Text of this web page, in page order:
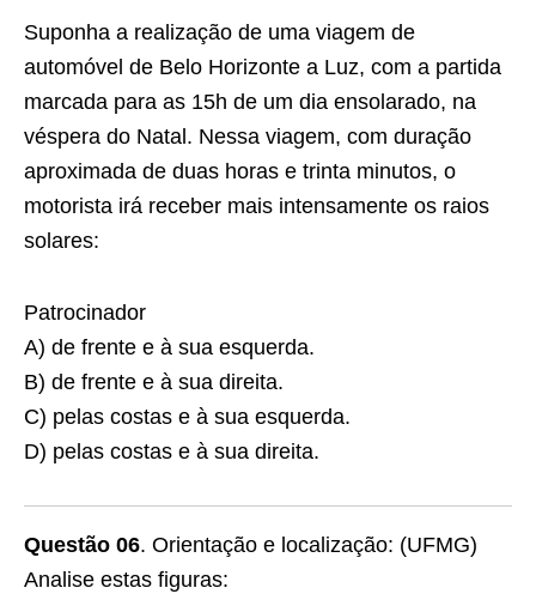
Suponha a realização de uma viagem de
automóvel de Belo Horizonte a Luz, com a partida
marcada para as 15h de um dia ensolarado, na
véspera do Natal. Nessa viagem, com duração
aproximada de duas horas e trinta minutos, o
motorista irá receber mais intensamente os raios
solares:
Patrocinador
A) de frente e à sua esquerda.
B) de frente e à sua direita.
C) pelas costas e à sua esquerda.
D) pelas costas e à sua direita.
Questão 06. Orientação e localização: (UFMG)
Analise estas figuras: